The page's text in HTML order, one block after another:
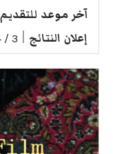
آخر موعد للتقديم
إعلان النتائج 3 / 4 / 2026